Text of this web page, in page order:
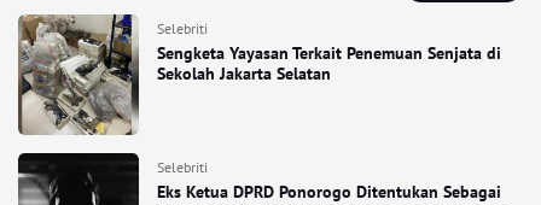
Selebriti
Sengketa Yayasan Terkait Penemuan Senjata di
Sekolah Jakarta Selatan
Selebriti
Eks Ketua DPRD Ponorogo Ditentukan Sebagai